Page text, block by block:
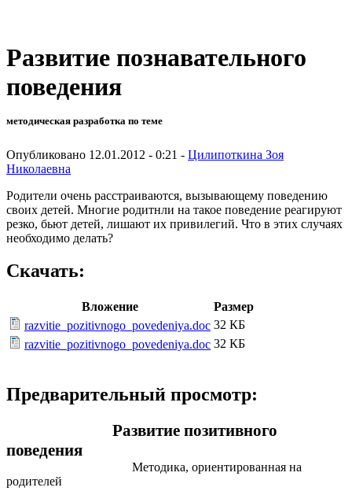
Развитие познавательного
поведения
методическая разработка по теме
Опубликовано 12.01.2012 - 0:21 - Цилипоткина Зоя
Николаевна
Родители очень расстраиваются, вызывающему поведению
своих детей. Многие родитнли на такое поведение реагируют
резко, бьют детей, лишают их привилегий. Что в этих случаях
необходимо делать?
Скачать:
Вложение
Размер
razvitie_pozitivnogo_povedeniya.doc 32 КБ
razvitie_pozitivnogo_povedeniya.doc 32 КБ
Предварительный просмотр:
Развитие позитивного
поведения
Методика, ориентированная на
родителей